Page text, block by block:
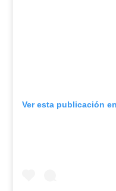
Ver esta publicación